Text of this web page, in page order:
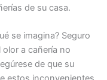
de su casa.
se imagina? Seguro
a cañería no
de que su